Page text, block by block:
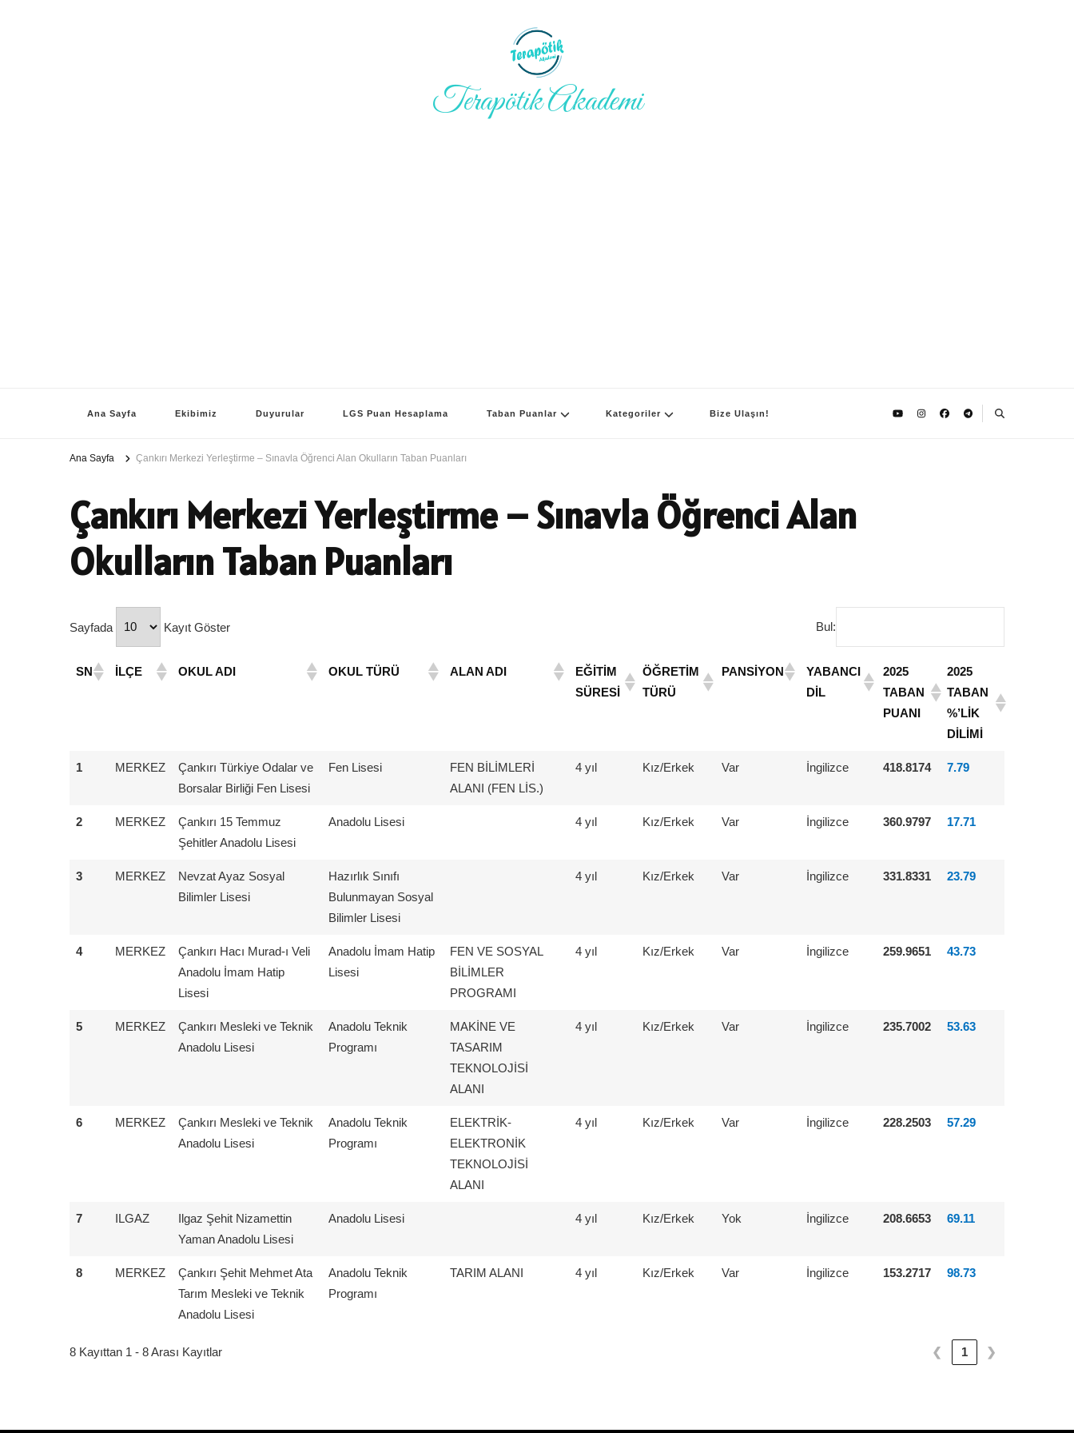
Terapötik Akademi
Ana Sayfa Ekibimiz Duyurular LGS Puan Hesaplama Taban Puanlar Kategoriler Bize Ulaşın!
Ana Sayfa Çankırı Merkezi Yerleştirme – Sınavla Öğrenci Alan Okulların Taban Puanları
Çankırı Merkezi Yerleştirme – Sınavla Öğrenci Alan
Okulların Taban Puanları
Sayfada Kayıt Göster Bul:
SN İLÇE OKUL ADI OKUL TÜRÜ ALAN ADI
EĞİTİM
SÜRESİ
ÖĞRETİM
TÜRÜ
PANSİYON
YABANCI
DİL
2025
TABAN
PUANI
2025
TABAN
%’LİK
DİLİMİ
1 MERKEZ
Çankırı Türkiye Odalar ve
Borsalar Birliği Fen Lisesi
Fen Lisesi
FEN BİLİMLERİ
ALANI (FEN LİS.)
4 yıl Kız/Erkek Var İngilizce 418.8174 7.79
2 MERKEZ
Çankırı 15 Temmuz
Şehitler Anadolu Lisesi
Anadolu Lisesi 4 yıl Kız/Erkek Var İngilizce 360.9797 17.71
3 MERKEZ
Nevzat Ayaz Sosyal
Bilimler Lisesi
Hazırlık Sınıfı
Bulunmayan Sosyal
Bilimler Lisesi
4 yıl Kız/Erkek Var İngilizce 331.8331 23.79
4 MERKEZ
Çankırı Hacı Murad-ı Veli
Anadolu İmam Hatip
Lisesi
Anadolu İmam Hatip
Lisesi
FEN VE SOSYAL
BİLİMLER
PROGRAMI
4 yıl Kız/Erkek Var İngilizce 259.9651 43.73
5 MERKEZ
Çankırı Mesleki ve Teknik
Anadolu Lisesi
Anadolu Teknik
Programı
MAKİNE VE
TASARIM
TEKNOLOJİSİ
ALANI
4 yıl Kız/Erkek Var İngilizce 235.7002 53.63
6 MERKEZ
Çankırı Mesleki ve Teknik
Anadolu Lisesi
Anadolu Teknik
Programı
ELEKTRİK-
ELEKTRONİK
TEKNOLOJİSİ
ALANI
4 yıl Kız/Erkek Var İngilizce 228.2503 57.29
7 ILGAZ
Ilgaz Şehit Nizamettin
Yaman Anadolu Lisesi
Anadolu Lisesi 4 yıl Kız/Erkek Yok İngilizce 208.6653 69.11
8 MERKEZ
Çankırı Şehit Mehmet Ata
Tarım Mesleki ve Teknik
Anadolu Lisesi
Anadolu Teknik
Programı
TARIM ALANI 4 yıl Kız/Erkek Var İngilizce 153.2717 98.73
8 Kayıttan 1 - 8 Arası Kayıtlar ❮ 1 ❯